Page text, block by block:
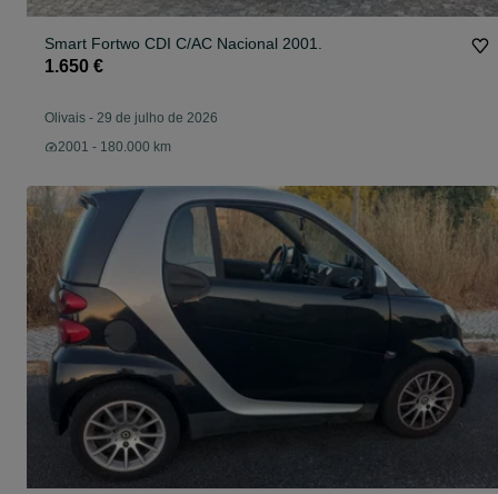
Smart Fortwo CDI C/AC Nacional 2001.
1.650 €
Olivais - 29 de julho de 2026
2001 - 180.000 km